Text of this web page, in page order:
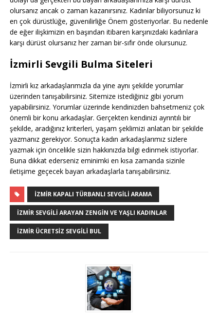
olursanız ancak o zaman kazanırsınız. Kadınlar biliyorsunuz ki
en çok dürüstlüğe, güvenilirliğe Önem gösteriyorlar. Bu nedenle
de eğer ilişkimizin en başından itibaren karşınızdaki kadınlara
karşı dürüst olursanız her zaman bir-sıfır önde olursunuz.
İzmirli Sevgili Bulma Siteleri
İzmirli kız arkadaşlarımızla da yine aynı şekilde yorumlar
üzerinden tanışabilirsiniz. Sitemize istediğiniz gibi yorum
yapabilirsiniz. Yorumlar üzerinde kendinizden bahsetmeniz çok
önemli bir konu arkadaşlar. Gerçekten kendinizi ayrıntılı bir
şekilde, aradığınız kriterleri, yaşam şeklimizi anlatan bir şekilde
yazmanız gerekiyor. Sonuçta kadın arkadaşlarımız sizlere
yazmak için öncelikle sizin hakkınızda bilgi edinmek istiyorlar.
Buna dikkat ederseniz eminimki en kısa zamanda sizinle
iletişime geçecek bayan arkadaşlarla tanışabilirsiniz.
İZMIR KAPALI TÜRBANLI SEVGILI ARAMA
İZMIR SEVGILI ARAYAN ZENGIN VE YAŞLI KADINLAR
İZMIR ÜCRETSIZ SEVGILI BUL